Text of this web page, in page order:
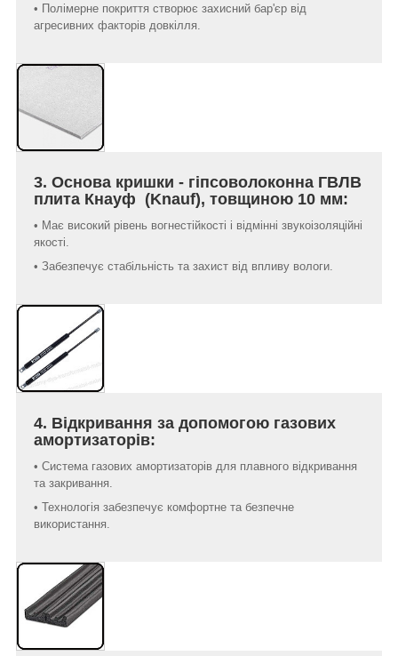
• Полімерне покриття створює захисний бар'єр від
агресивних факторів довкілля.
3. Основа кришки - гіпсоволоконна ГВЛВ
плита Кнауф (Knauf), товщиною 10 мм:
• Має високий рівень вогнестійкості і відмінні звукоізоляційні
якості.
• Забезпечує стабільність та захист від впливу вологи.
4. Відкривання за допомогою газових
амортизаторів:
• Система газових амортизаторів для плавного відкривання
та закривання.
• Технологія забезпечує комфортне та безпечне
використання.